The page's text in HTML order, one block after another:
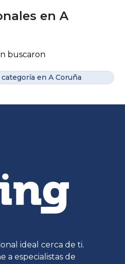
en A
buscaron
en A Coruña
ideal cerca de ti.
a especialistas de